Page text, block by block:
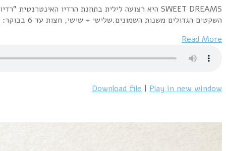
SWEET DREAMS היא רצועה לילית בתחנת הרדיו האינטרנטית "רדיו פלוס" www.radioplus.co.ilראשון + רביעי, חצות עד 6 בבוקר: השירים השקטים הגדולים משנות השבעים.שני+חמישי, חצות עד 6 בבוקר: השירים